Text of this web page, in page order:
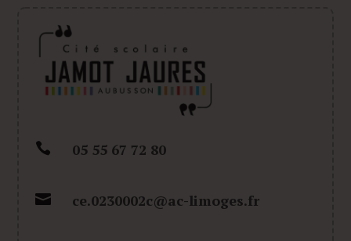
 05 55 67 72 80
 ce.0230002c@ac-limoges.fr